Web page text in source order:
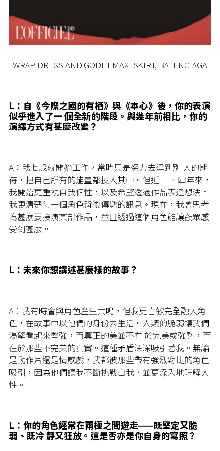
WRAP DRESS AND GODET MAXI SKIRT, BALENCIAGA
L：自《今際之國的有栖》與《本心》後，你的表演
似乎進入了一 個全新的階段。與幾年前相比，你的
演繹方式有甚麼改變？
A： 我七歲就開始工作，當時只是努力去達到別 人的期
待，把自己所有的能量都投入其中。但近 三、四年來，
我開始更重視自我個性，以及希望透過作品表達想法。
我更清楚每一個角色背後傳遞的訊息。現在，我會思考
為甚麼要接演某部作品，並且透過這個角色能讓觀眾感
受到甚麼。
L：未來你想講述甚麼樣的故事？
A： 我有時會與角色產生共鳴，但我更喜歡完全融入角
色，在故事中以他們的身份去生活。人類的脆弱讓我們
渴望看起來堅強，而真正的美並不在 於完美或強勢，而
在於那些不完美的真實。這種矛盾深深吸引著我。無論
是動作片還是情感戲，我都被那些帶有強烈對比的角色
吸引，因為他們讓我不斷挑戰自我，並更深入地理解人
性。
L：你的角色經常在兩極之間遊走——既堅定又脆
弱、既冷 靜又狂放。這是否亦是你自身的寫照？